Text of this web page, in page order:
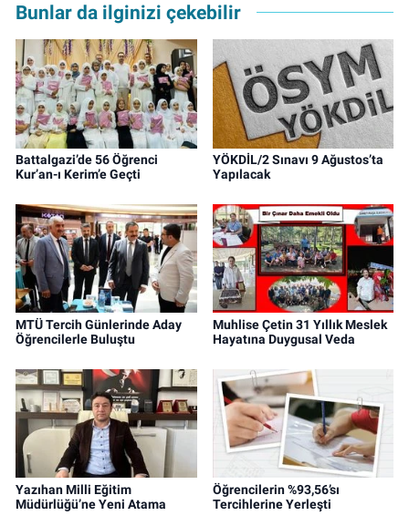
Bunlar da ilginizi çekebilir
Battalgazi’de 56 Öğrenci
Kur’an-ı Kerim’e Geçti
YÖKDİL/2 Sınavı 9 Ağustos’ta
Yapılacak
MTÜ Tercih Günlerinde Aday
Öğrencilerle Buluştu
Muhlise Çetin 31 Yıllık Meslek
Hayatına Duygusal Veda
Yazıhan Milli Eğitim
Müdürlüğü’ne Yeni Atama
Öğrencilerin %93,56’sı
Tercihlerine Yerleşti